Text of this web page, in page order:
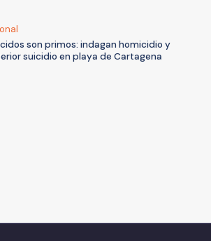
son primos: indagan homicidio y
suicidio en playa de Cartagena